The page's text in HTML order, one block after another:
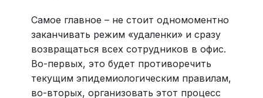
Самое главное – не стоит одномоментно
заканчивать режим «удаленки» и сразу
возвращаться всех сотрудников в офис.
Во-первых, это будет противоречить
текущим эпидемиологическим правилам,
во-вторых, организовать этот процесс